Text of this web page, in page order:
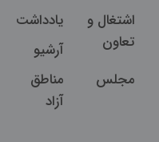
اشتغال و
تعاون
یادداشت
آرشیو
مجلس
مناطق
آزاد